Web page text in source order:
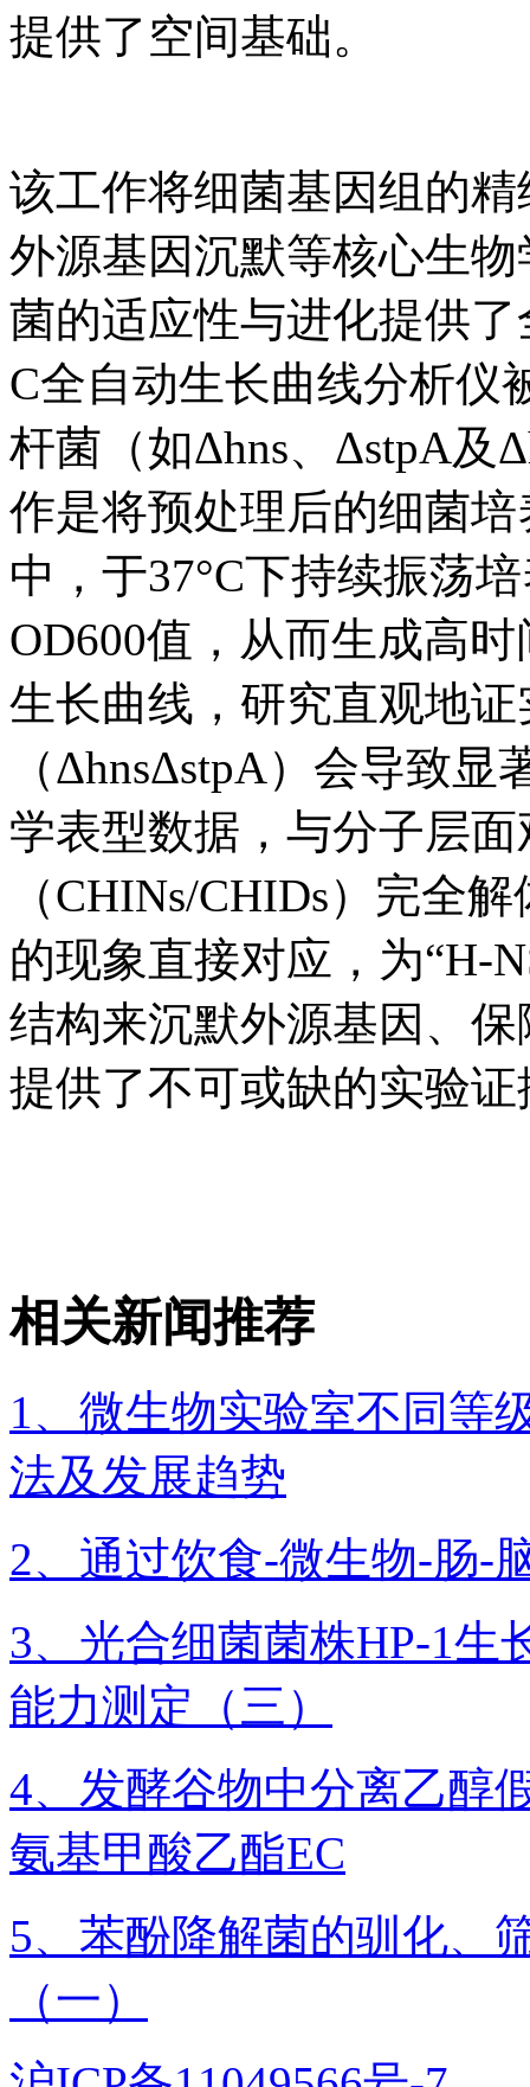
提供了空间基础。
该工作将细菌基因组的
外源基因沉默等核心生
菌的适应性与进化提供了
C全自动生长曲线分析仪
杆菌（如Δhns、ΔstpA及
作是将预处理后的细菌
中，于37°C下持续振荡
OD600值，从而生成高
生长曲线，研究直观地
（ΔhnsΔstpA）会导致
学表型数据，与分子层
（CHINs/CHIDs）完全
的现象直接对应，为“H-
结构来沉默外源基因、
提供了不可或缺的实验证
相关新闻推荐
1、微生物实验室不同等
法及发展趋势
2、通过饮食-微生物-肠-
3、光合细菌菌株HP-1生
能力测定（三）
4、发酵谷物中分离乙醇
氨基甲酸乙酯EC
5、苯酚降解菌的驯化、
（一）